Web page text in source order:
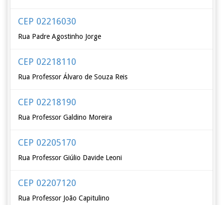
CEP 02216030
Rua Padre Agostinho Jorge
CEP 02218110
Rua Professor Álvaro de Souza Reis
CEP 02218190
Rua Professor Galdino Moreira
CEP 02205170
Rua Professor Giúlio Davide Leoni
CEP 02207120
Rua Professor João Capitulino